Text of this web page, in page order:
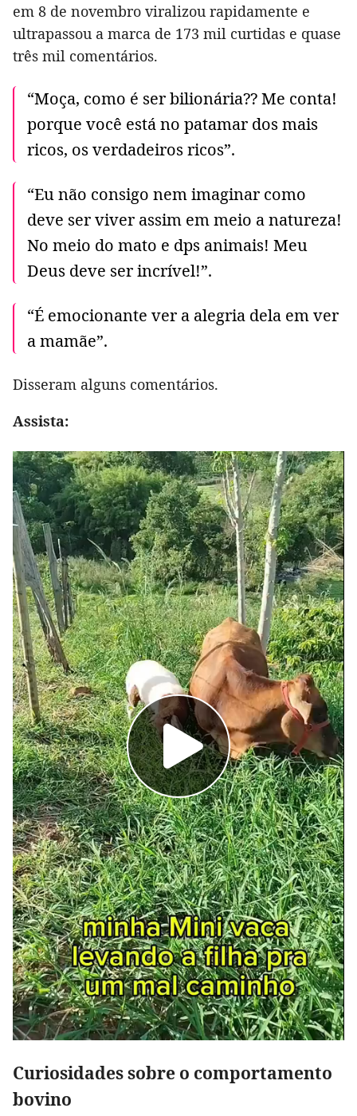
em 8 de novembro viralizou rapidamente e
ultrapassou a marca de 173 mil curtidas e quase
três mil comentários.
“Moça, como é ser bilionária?? Me conta!
porque você está no patamar dos mais
ricos, os verdadeiros ricos”.
“Eu não consigo nem imaginar como
deve ser viver assim em meio a natureza!
No meio do mato e dps animais! Meu
Deus deve ser incrível!”.
“É emocionante ver a alegria dela em ver
a mamãe”.
Disseram alguns comentários.
Assista:
Curiosidades sobre o comportamento
bovino